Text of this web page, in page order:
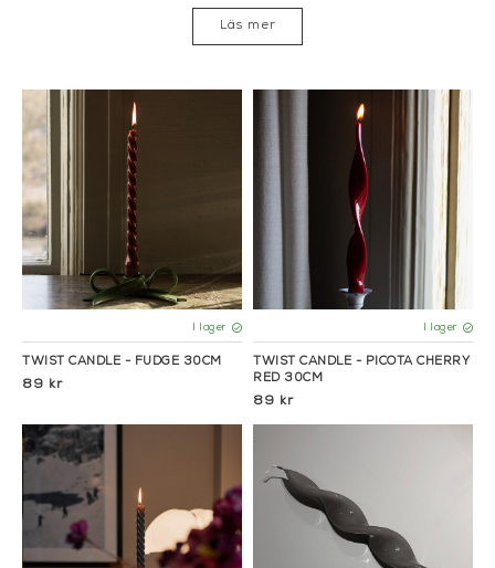
kunder. Hos Mariella hittar du snurrade ljus i massa färger
ljuset ska få ta plats.
MER OM VÅRA SNURRADE LJUS
Våra snurrljus/spiralljus är handgjorda och framtagna i
Italien/Spanien. Ljusens fantastiska färger är unikt
framtagna av designteamet på Mariella. Veken är i 100%
bomull vilket hindrar ljusen från att sota och droppa.
Eftersom de
snurrade ljusen
är tillverkade för hand kan
vissa variationer förekomma bland exemplaren. våra
snurrljus finns i två storlekar, höjd 20 cm respektive 25 cm.
Läs mer
I lager
TWIST CANDLE - FUDGE 30CM
89 kr
I lager
TWIST CANDLE - PICOTA CHERRY
RED 30CM
89 kr